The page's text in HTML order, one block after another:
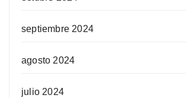
septiembre 2024
agosto 2024
julio 2024